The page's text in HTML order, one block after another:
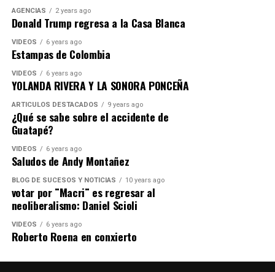
AGENCIAS 2 years ago
Donald Trump regresa a la Casa Blanca
VIDEOS 6 years ago
Estampas de Colombia
VIDEOS 6 years ago
YOLANDA RIVERA Y LA SONORA PONCEÑA
ARTICULOS DESTACADOS 9 years ago
¿Qué se sabe sobre el accidente de
Guatapé?
VIDEOS 6 years ago
Saludos de Andy Montañez
BLOG DE SUCESOS Y NOTICIAS 10 years ago
votar por ¨Macri¨ es regresar al
neoliberalismo: Daniel Scioli
VIDEOS 6 years ago
Roberto Roena en conxierto